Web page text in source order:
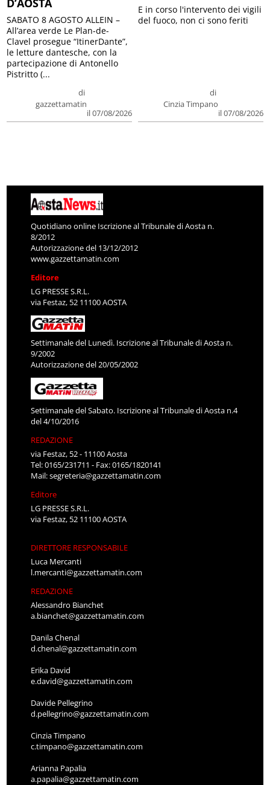
D’AOSTA
di
gazzettamatin
il 07/08/2026
SABATO 8 AGOSTO ALLEIN –
All’area verde Le Plan-de-
Clavel prosegue “ItinerDante”,
le letture dantesche, con la
partecipazione di Antonello
Pistritto (...
di
Cinzia Timpano
il 07/08/2026
E in corso l'intervento dei vigili
del fuoco, non ci sono feriti
Quotidiano online Iscrizione al Tribunale di Aosta n.
8/2012
Autorizzazione del 13/12/2012
www.gazzettamatin.com
Editore
LG PRESSE S.R.L.
via Festaz, 52 11100 AOSTA
Settimanale del Lunedì. Iscrizione al Tribunale di Aosta n.
9/2002
Autorizzazione del 20/05/2002
Settimanale del Sabato. Iscrizione al Tribunale di Aosta n.4
del 4/10/2016
REDAZIONE
via Festaz, 52 - 11100 Aosta
Tel: 0165/231711 - Fax: 0165/1820141
Mail:segreteria@gazzettamatin.com
Editore
LG PRESSE S.R.L.
via Festaz, 52 11100 AOSTA
DIRETTORE RESPONSABILE
Luca Mercanti
l.mercanti@gazzettamatin.com
REDAZIONE
Alessandro Bianchet
a.bianchet@gazzettamatin.com
Danila Chenal
d.chenal@gazzettamatin.com
Erika David
e.david@gazzettamatin.com
Davide Pellegrino
d.pellegrino@gazzettamatin.com
Cinzia Timpano
c.timpano@gazzettamatin.com
Arianna Papalia
a.papalia@gazzettamatin.com